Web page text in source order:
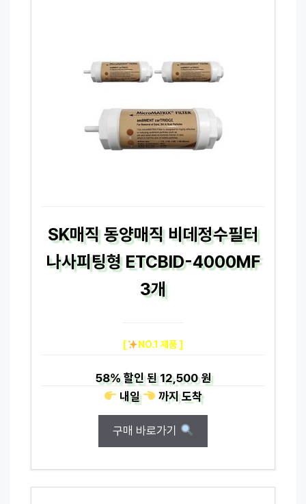
SK매직 동양매직 비데정수필터
나사피팅형 ETCBID-4000MF
3개
[ NO.1 제품 ]
58%할인 된12,500 원
내일
까지도착
구매 바로가기